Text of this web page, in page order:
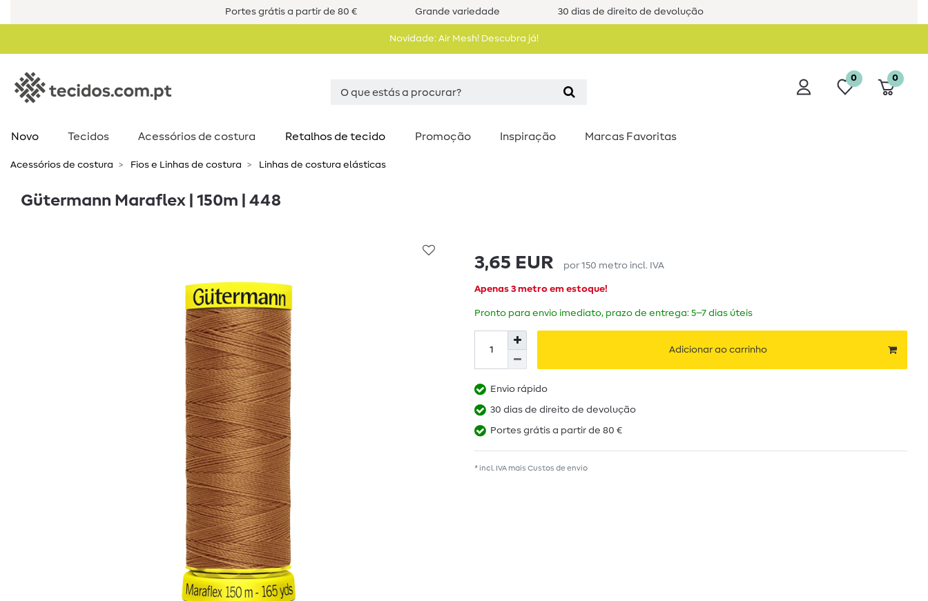
Portes grátis a partir de 80 € Grande variedade 30 dias de direito de devolução
Novidade: Air Mesh! Descubra já!
0 0
Novo Tecidos Acessórios de costura​ Retalhos de tecido Promoção Inspiração Marcas Favoritas
Acessórios de costura​ Fios e Linhas de costura Linhas de costura elásticas
Gütermann Maraflex | 150m | 448
3,65 EUR por 150 metro incl. IVA
Apenas 3 metro em estoque!
Pronto para envio imediato, prazo de entrega: 5–7 dias úteis
Adicionar ao carrinho
Envio rápido
30 dias de direito de devolução
Portes grátis a partir de 80 €
* incl. IVA mais Custos de envio